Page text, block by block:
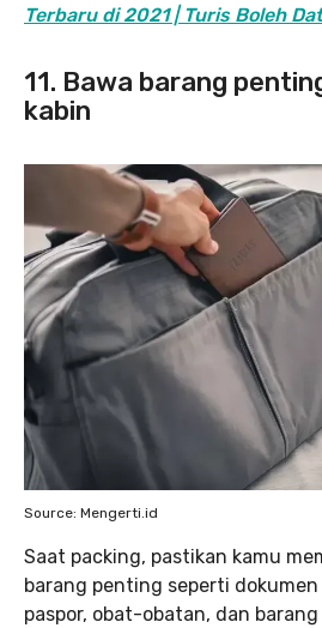
Terbaru di 2021 | Turis Boleh
11. Bawa barang
kabin
Source: Mengerti.id
Saat packing, pastikan kamu
barang penting seperti
paspor, obat-obatan, dan